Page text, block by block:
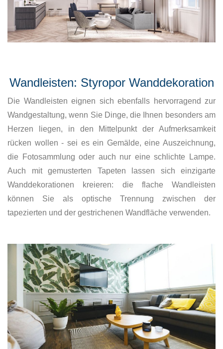
Wandleisten: Styropor Wanddekoration
Die Wandleisten eignen sich ebenfalls hervorragend zur
Wandgestaltung, wenn Sie Dinge, die Ihnen besonders am
Herzen liegen, in den Mittelpunkt der Aufmerksamkeit
rücken wollen - sei es ein Gemälde, eine Auszeichnung,
die Fotosammlung oder auch nur eine schlichte Lampe.
Auch mit gemusterten Tapeten lassen sich einzigarte
Wanddekorationen kreieren: die flache Wandleisten
können Sie als optische Trennung zwischen der
tapezierten und der gestrichenen Wandfläche verwenden.